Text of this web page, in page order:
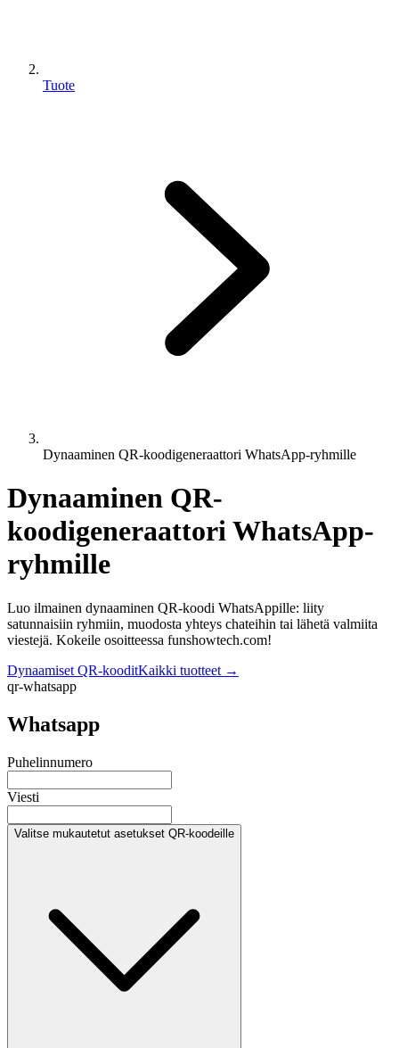
Tuote
Dynaaminen QR-koodigeneraattori WhatsApp-ryhmille
Dynaaminen QR-
koodigeneraattori WhatsApp-
ryhmille
Luo ilmainen dynaaminen QR-koodi WhatsAppille: liity
satunnaisiin ryhmiin, muodosta yhteys chateihin tai lähetä valmiita
viestejä. Kokeile osoitteessa funshowtech.com!
Dynaamiset QR-kooditKaikki tuotteet →
qr-whatsapp
Whatsapp
Puhelinnumero
Viesti
Valitse mukautetut asetukset QR-koodeille